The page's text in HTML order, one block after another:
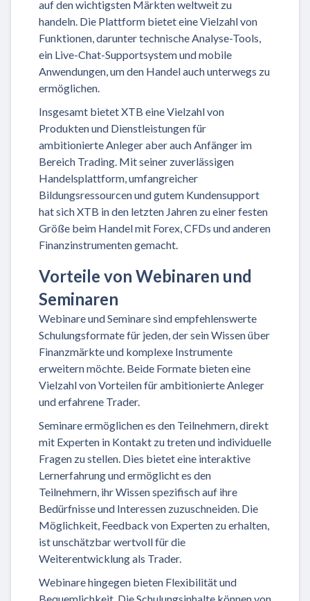
auf den wichtigsten Märkten weltweit zu
handeln. Die Plattform bietet eine Vielzahl von
Funktionen, darunter technische Analyse-Tools,
ein Live-Chat-Supportsystem und mobile
Anwendungen, um den Handel auch unterwegs zu
ermöglichen.
Insgesamt bietet XTB eine Vielzahl von
Produkten und Dienstleistungen für
ambitionierte Anleger aber auch Anfänger im
Bereich Trading. Mit seiner zuverlässigen
Handelsplattform, umfangreicher
Bildungsressourcen und gutem Kundensupport
hat sich XTB in den letzten Jahren zu einer festen
Größe beim Handel mit Forex, CFDs und anderen
Finanzinstrumenten gemacht.
Vorteile von Webinaren und
Seminaren
Webinare und Seminare sind empfehlenswerte
Schulungsformate für jeden, der sein Wissen über
Finanzmärkte und komplexe Instrumente
erweitern möchte. Beide Formate bieten eine
Vielzahl von Vorteilen für ambitionierte Anleger
und erfahrene Trader.
Seminare ermöglichen es den Teilnehmern, direkt
mit Experten in Kontakt zu treten und individuelle
Fragen zu stellen. Dies bietet eine interaktive
Lernerfahrung und ermöglicht es den
Teilnehmern, ihr Wissen spezifisch auf ihre
Bedürfnisse und Interessen zuzuschneiden. Die
Möglichkeit, Feedback von Experten zu erhalten,
ist unschätzbar wertvoll für die
Weiterentwicklung als Trader.
Webinare hingegen bieten Flexibilität und